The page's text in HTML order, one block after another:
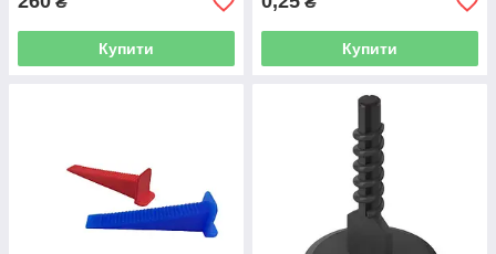
Купити Купити